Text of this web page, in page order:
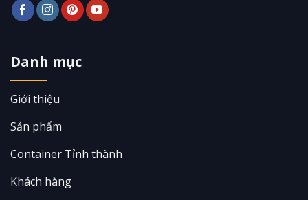
Danh mục
Giới thiệu
Sản phẩm
Container Tỉnh thành
Khách hàng